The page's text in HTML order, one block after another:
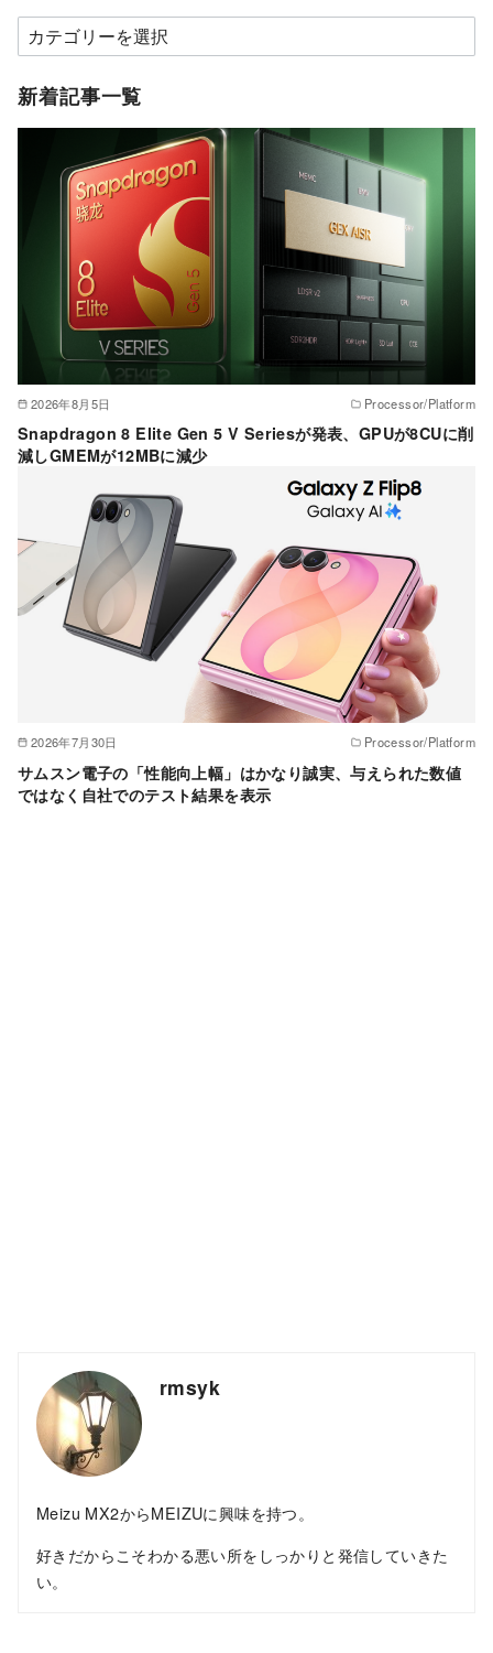
カ
テ
ゴ
新着記事一覧
2026年8月5日 Processor/Platform
Snapdragon 8 Elite Gen 5 V Seriesが発表、GPUが8CUに削
減しGMEMが12MBに減少
2026年7月30日 Processor/Platform
サムスン電子の「性能向上幅」はかなり誠実、与えられた数値
ではなく自社でのテスト結果を表示
rmsyk
Meizu MX2からMEIZUに興味を持つ。
好きだからこそわかる悪い所をしっかりと発信していきた
い。